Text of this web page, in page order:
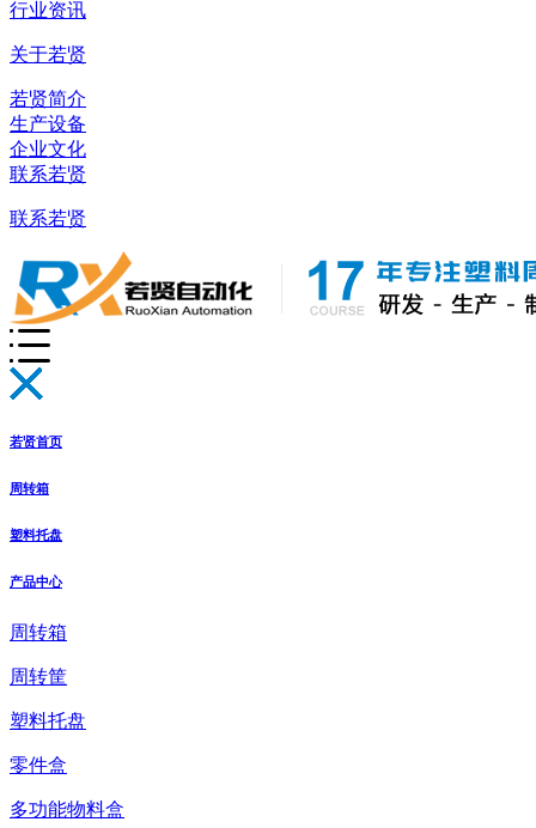
行业资讯
关于若贤
若贤简介
生产设备
企业文化
联系若贤
联系若贤
若贤首页
周转箱
塑料托盘
产品中心
周转箱
周转筐
塑料托盘
零件盒
多功能物料盒